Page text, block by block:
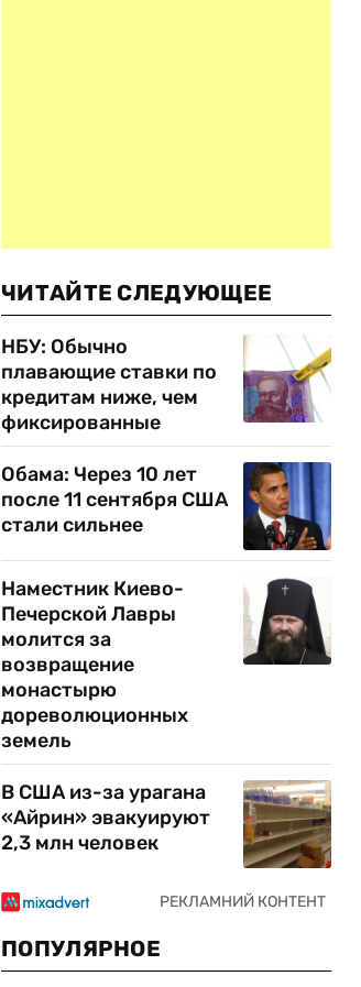
ЧИТАЙТЕ СЛЕДУЮЩЕЕ
НБУ: Обычно
плавающие ставки по
кредитам ниже, чем
фиксированные
Обама: Через 10 лет
после 11 сентября США
стали сильнее
Наместник Киево-
Печерской Лавры
молится за
возвращение
монастырю
дореволюционных
земель
В США из-за урагана
«Айрин» эвакуируют
2,3 млн человек
ПОПУЛЯРНОЕ